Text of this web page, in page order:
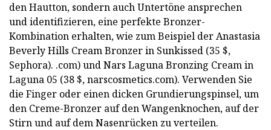
den Hautton, sondern auch Untertöne ansprechen
und identifizieren, eine perfekte Bronzer-
Kombination erhalten, wie zum Beispiel der Anastasia
Beverly Hills Cream Bronzer in Sunkissed (35 $,
Sephora). .com) und Nars Laguna Bronzing Cream in
Laguna 05 (38 $, narscosmetics.com). Verwenden Sie
die Finger oder einen dicken Grundierungspinsel, um
den Creme-Bronzer auf den Wangenknochen, auf der
Stirn und auf dem Nasenrücken zu verteilen.